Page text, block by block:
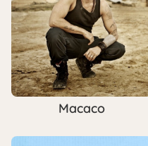
Macaco